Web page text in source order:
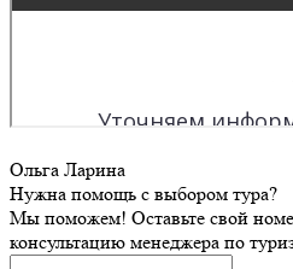
Ольга Ларина
Нужна помощь с выбором тура?
Мы поможем! Оставьте свой
консультацию менеджера по